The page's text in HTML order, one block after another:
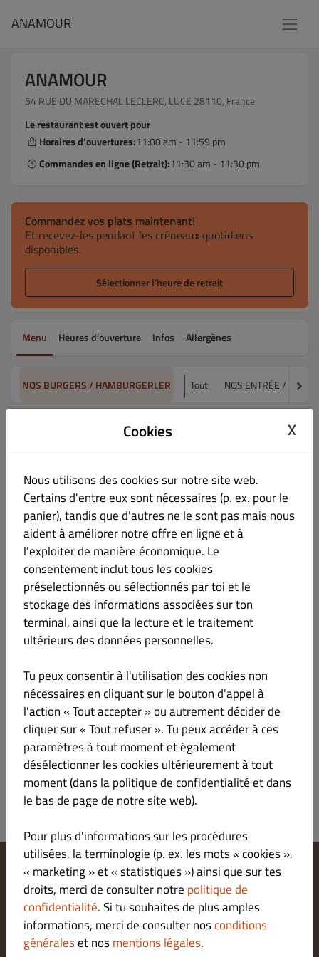
ANAMOUR
ANAMOUR
54 RUE DU MARECHAL LECLERC, LUCE 28110, France
Le restaurant est ouvert pour
Horaires d’ouvertures:11:00 am - 11:59 pm
Commandes en ligne (Retrait):11:30 am - 11:30 pm
Commandez vos plats maintenant!
Et recevez-les pendant les créneaux quotidiens
disponibles.
Sélectionner l’heure de retrait
Menu Heures d’ouverture Infos Allergènes
NOS BURGERS / HAMBURGERLER Tout NOS ENTRÉE /
NOS BURGERS / HAMBURGERLER
BABO BURGER € 13.00
Steak 180g, cheddar*, œuf, sauce burger, oignons confits,
légumes grillés, frites**
*Au lait de vache
**Produits surgelés
ANAMOUR BURGER
Steak 180g, cheddar*, sauce burger, oignons confits, frites**
*Au lait de vache
**Produits surgelés
Modifier les paramètres relatifs aux cookies
Contactez-nous
Politique De Confidentialité
Conditions Générales
Legal notice
Cookies X
Nous utilisons des cookies sur notre site web.
Certains d'entre eux sont nécessaires (p. ex. pour le
panier), tandis que d'autres ne le sont pas mais nous
aident à améliorer notre offre en ligne et à
l'exploiter de manière économique. Le
consentement inclut tous les cookies
préselectionnés ou sélectionnés par toi et le
stockage des informations associées sur ton
terminal, ainsi que la lecture et le traitement
ultérieurs des données personnelles.
Tu peux consentir à l'utilisation des cookies non
nécessaires en cliquant sur le bouton d'appel à
l'action « Tout accepter » ou autrement décider de
cliquer sur « Tout refuser ». Tu peux accéder à ces
paramètres à tout moment et également
désélectionner les cookies ultérieurement à tout
moment (dans la politique de confidentialité et dans
le bas de page de notre site web).
Pour plus d'informations sur les procédures
utilisées, la terminologie (p. ex. les mots « cookies »,
« marketing » et « statistiques ») ainsi que sur tes
droits, merci de consulter notre politique de
confidentialité. Si tu souhaites de plus amples
informations, merci de consulter nosconditions
généraleset nosmentions légales.